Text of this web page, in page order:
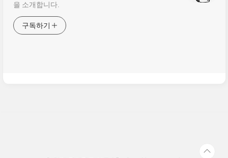
을 소개합니다.
구독하기